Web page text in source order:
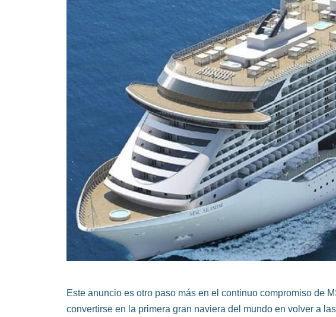
Este anuncio es otro paso más en el continuo compromiso de
convertirse en la primera gran naviera del mundo en volver a